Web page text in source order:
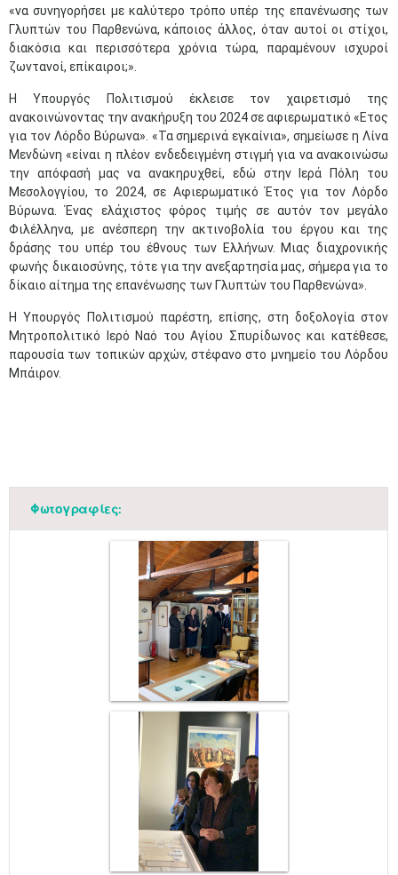
«να συνηγορήσει με καλύτερο τρόπο υπέρ της επανένωσης των
Γλυπτών του Παρθενώνα, κάποιος άλλος, όταν αυτοί οι στίχοι,
διακόσια και περισσότερα χρόνια τώρα, παραμένουν ισχυροί
ζωντανοί, επίκαιροι;».
Η Υπουργός Πολιτισμού έκλεισε τον χαιρετισμό της
ανακοινώνοντας την ανακήρυξη του 2024 σε αφιερωματικό «Ετος
για τον Λόρδο Βύρωνα». «Τα σημερινά εγκαίνια», σημείωσε η Λίνα
Μενδώνη «είναι η πλέον ενδεδειγμένη στιγμή για να ανακοινώσω
την απόφασή μας να ανακηρυχθεί, εδώ στην Ιερά Πόλη του
Μεσολογγίου, το 2024, σε Αφιερωματικό Έτος για τον Λόρδο
Βύρωνα. Ένας ελάχιστος φόρος τιμής σε αυτόν τον μεγάλο
Φιλέλληνα, με ανέσπερη την ακτινοβολία του έργου και της
δράσης του υπέρ του έθνους των Ελλήνων. Μιας διαχρονικής
φωνής δικαιοσύνης, τότε για την ανεξαρτησία μας, σήμερα για το
δίκαιο αίτημα της επανένωσης των Γλυπτών του Παρθενώνα».
Η Υπουργός Πολιτισμού παρέστη, επίσης, στη δοξολογία στον
Μητροπολιτικό Ιερό Ναό του Αγίου Σπυρίδωνος και κατέθεσε,
παρουσία των τοπικών αρχών, στέφανο στο μνημείο του Λόρδου
Μπάιρον.
Φωτογραφίες: